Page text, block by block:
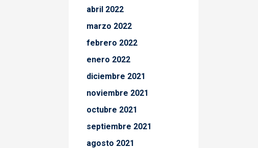
abril 2022
marzo 2022
febrero 2022
enero 2022
diciembre 2021
noviembre 2021
octubre 2021
septiembre 2021
agosto 2021